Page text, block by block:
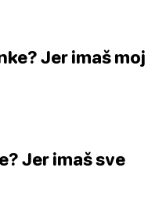
Jer imaš moj
Jer imaš sve